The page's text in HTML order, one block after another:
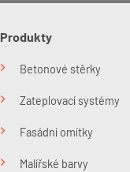
Produkty
Betonové stěrky
Zateplovací systémy
Fasádní omítky
Malířské barvy